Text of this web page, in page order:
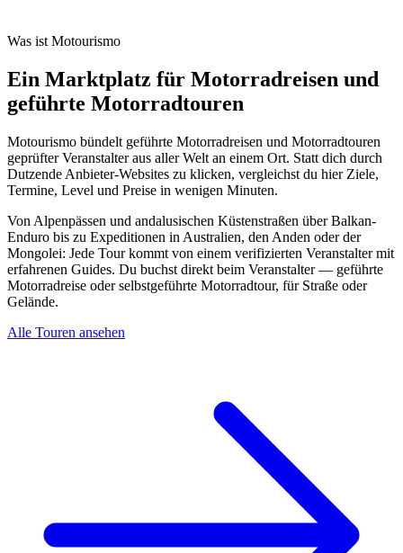
Was ist Motourismo
Ein Marktplatz für Motorradreisen und
geführte Motorradtouren
Motourismo bündelt geführte Motorradreisen und Motorradtouren
geprüfter Veranstalter aus aller Welt an einem Ort. Statt dich durch
Dutzende Anbieter-Websites zu klicken, vergleichst du hier Ziele,
Termine, Level und Preise in wenigen Minuten.
Von Alpenpässen und andalusischen Küstenstraßen über Balkan-
Enduro bis zu Expeditionen in Australien, den Anden oder der
Mongolei: Jede Tour kommt von einem verifizierten Veranstalter mit
erfahrenen Guides. Du buchst direkt beim Veranstalter — geführte
Motorradreise oder selbstgeführte Motorradtour, für Straße oder
Gelände.
Alle Touren ansehen